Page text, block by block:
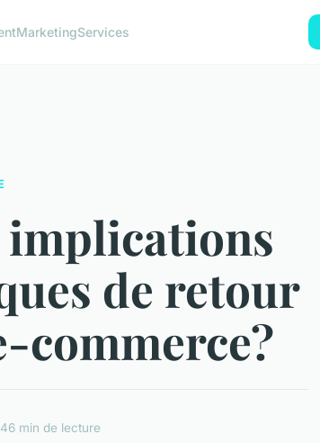
MarketingServices
implications
de retour
commerce?
6 min de lecture